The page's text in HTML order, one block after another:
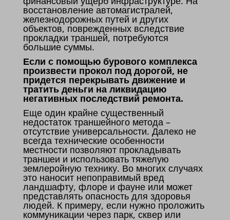
восстановление автомагистралей,
железнодорожных путей и других
объектов, поврежденных вследствие
прокладки траншей, потребуются
большие суммы.
Если с помощью бурового комплекса
произвести прокол под дорогой, не
придется перекрывать движение и
тратить деньги на ликвидацию
негативных последствий ремонта.
Еще один крайне существенный
недостаток траншейного метода –
отсутствие универсальности. Далеко не
всегда технические особенности
местности позволяют прокладывать
траншеи и использовать тяжелую
землеройную технику. Во многих случаях
это наносит непоправимый вред
ландшафту, флоре и фауне или может
представлять опасность для здоровья
людей. К примеру, если нужно проложить
коммуникации через парк, сквер или